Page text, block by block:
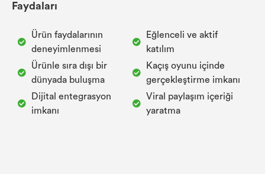
Faydaları
Ürün faydalarının
deneyimlenmesi
Ürünle sıra dışı bir
dünyada buluşma
Dijital entegrasyon
imkanı
Eğlenceli ve aktif
katılım
Kaçış oyunu içinde
gerçekleştirme imkanı
Viral paylaşım içeriği
yaratma